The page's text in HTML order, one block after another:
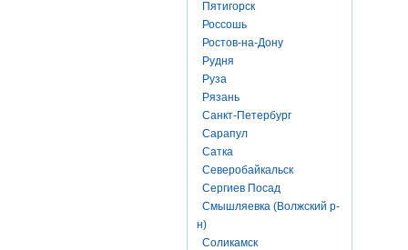
Пятигорск
Россошь
Ростов-на-Дону
Рудня
Руза
Рязань
Санкт-Петербург
Сарапул
Сатка
Северобайкальск
Сергиев Посад
Смышляевка (Волжский р-
н)
Соликамск